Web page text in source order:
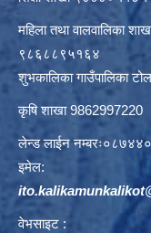
महिला तथा वालवालिका
९८६८८९५१६४
शुभकालिका गाउँपालिका
कृषि शाखा 9862997220
लेन्ड लाईन
इमेल:
वेभसाइट :